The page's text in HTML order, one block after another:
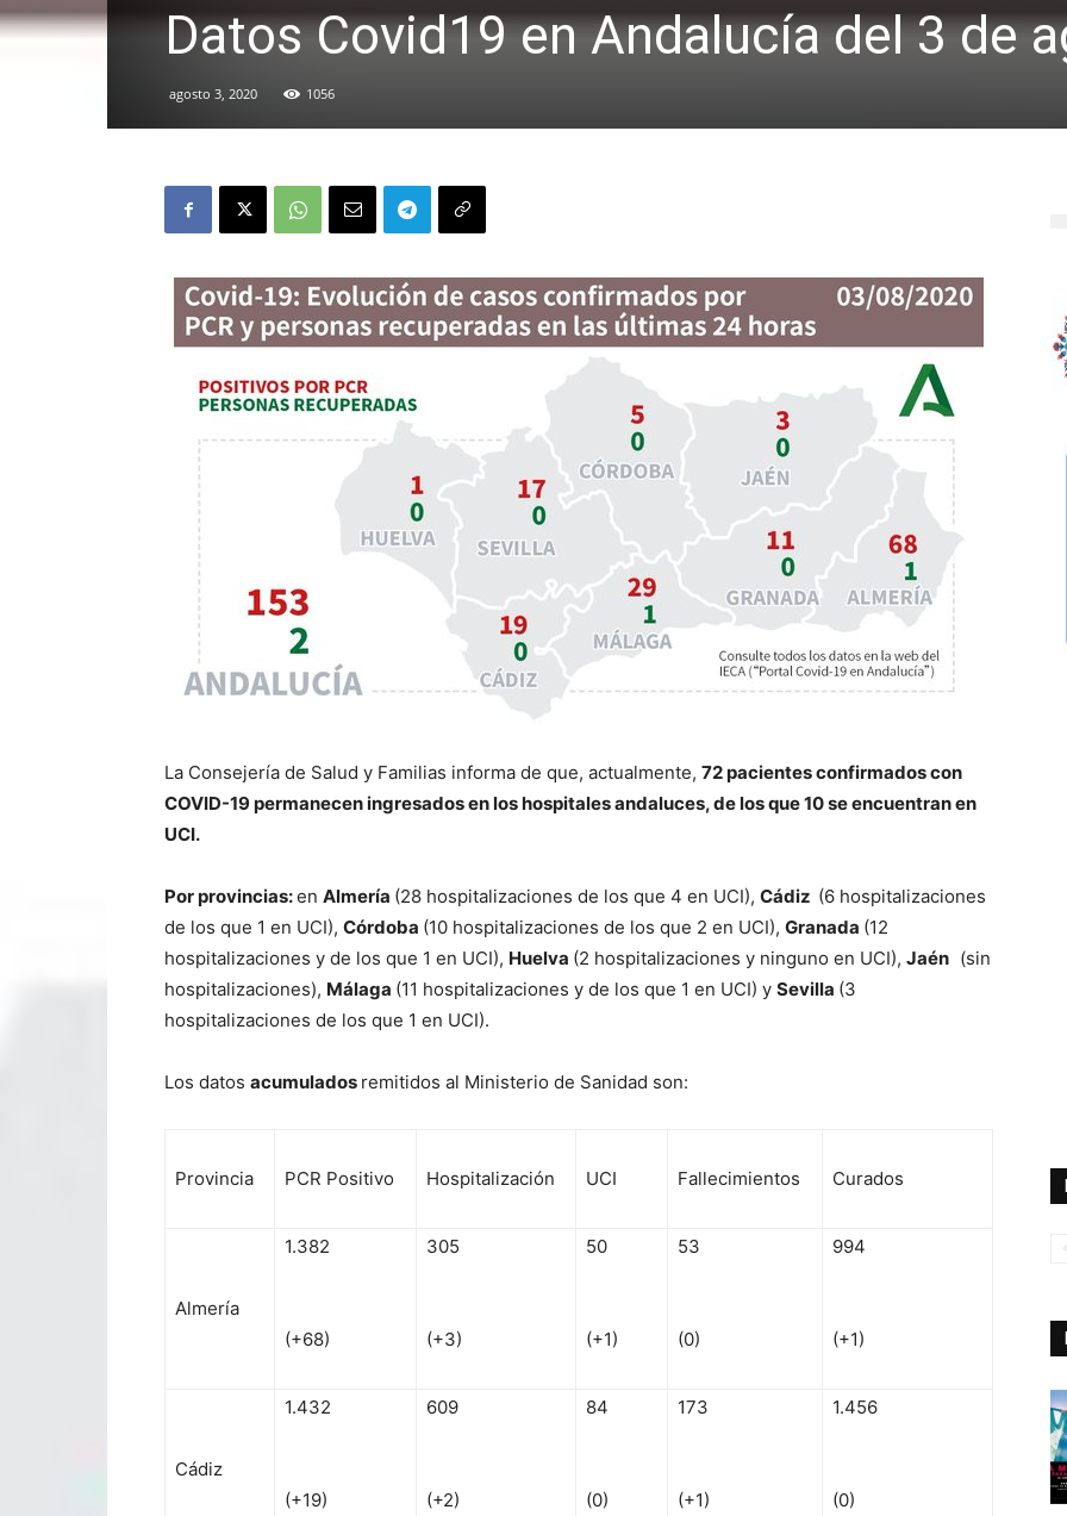
Datos Covid19 en Andalucía del 3 de
agosto 3, 2020 1056
La Consejería de Salud y Familias informa de que, actualmente, 72 pacientes confirmados con
COVID-19 permanecen ingresados en los hospitales andaluces, de los que 10 se encuentran en
UCI.
Por provincias:en Almería (28 hospitalizaciones de los que 4 en UCI), Cádiz (6 hospitalizaciones
de los que 1 en UCI), Córdoba (10 hospitalizaciones de los que 2 en UCI), Granada (12
hospitalizaciones y de los que 1 en UCI), Huelva (2 hospitalizaciones y ninguno en UCI), Jaén (sin
hospitalizaciones), Málaga (11 hospitalizaciones y de los que 1 en UCI) y Sevilla (3
hospitalizaciones de los que 1 en UCI).
Los datos acumulados remitidos al Ministerio de Sanidad son:
Provincia PCR Positivo Hospitalización UCI Fallecimientos Curados
Almería
1.382
(+68)
305
(+3)
50
(+1)
53
(0)
994
(+1)
Cádiz
1.432
(+19)
609
(+2)
84
(0)
173
(+1)
1.456
(0)